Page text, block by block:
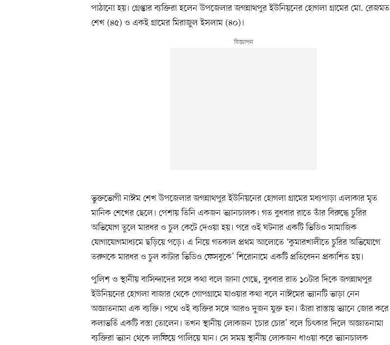
পাঠানো হয়। গ্রেপ্তার ব্যক্তিরা হলেন উপজেলার জগন্নাথপুর ইউনিয়নের হোগলা গ্রামের মো. রেজমত
শেখ (৪৫) ও একই গ্রামের মিরাজুল ইসলাম (৪০)।
ভুক্তভোগী নাঈম শেখ উপজেলার জগন্নাথপুর ইউনিয়নের হোগলা গ্রামের মধ্যপাড়া এলাকার মৃত
মানিক শেখের ছেলে। পেশায় তিনি একজন ভ্যানচালক। গত বুধবার রাতে তাঁর বিরুদ্ধে চুরির
অভিযোগ তুলে মারধর ও চুল কেটে দেওয়া হয়। পরে ওই ঘটনার একটি ভিডিও সামাজিক
যোগাযোগমাধ্যমে ছড়িয়ে পড়ে। এ নিয়ে গতকাল প্রথম আলোতে ‘কুমারখালীতে চুরির অভিযোগে
তরুণকে মারধর ও চুল কাটার ভিডিও ফেসবুকে’ শিরোনামে একটি প্রতিবেদন প্রকাশিত হয়।
পুলিশ ও স্থানীয় বাসিন্দাদের সঙ্গে কথা বলে জানা গেছে, বুধবার রাত ১০টার দিকে জগন্নাথপুর
ইউনিয়নের হোগলা বাজার থেকে গোপগ্রামে যাওয়ার কথা বলে নাঈমের ভ্যানটি ভাড়া নেন
অজ্ঞাতনামা এক ব্যক্তি। পথে ওই ব্যক্তির সঙ্গে আরও দুজন যুক্ত হন। তাঁরা রাস্তায় ভ্যানে জোর করে
কলাভর্তি একটি বস্তা তোলেন। তখন স্থানীয় লোকজন ‘চোর চোর’ বলে চিৎকার দিলে অজ্ঞাতনামা
ব্যক্তিরা ভ্যান থেকে লাফিয়ে পালিয়ে যান। সে সময় স্থানীয় লোকজন ধাওয়া করে ভ্যানচালক